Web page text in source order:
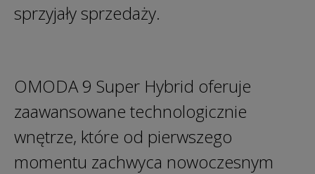
sprzyjały sprzedaży.
OMODA 9 Super Hybrid oferuje
zaawansowane technologicznie
wnętrze, które od pierwszego
momentu zachwyca nowoczesnym